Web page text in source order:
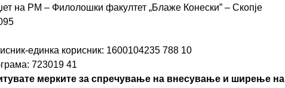
на РМ – Филолошки факултет „Блаже Конески” – Скопје
единка корисник: 1600104235 788 10
723019 41
мерките за спречување на внесување и ширење на